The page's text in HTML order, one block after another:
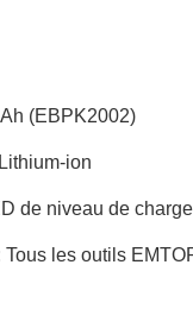
(EBPK2002)
ion
de niveau de charge
les outils